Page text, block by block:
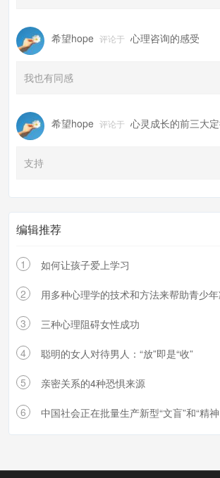
希望hope 评论于 心理咨询的感受
我也有同感
希望hope 评论于 心灵成长的前三大
支持
编辑推荐
1 如何让孩子爱上学习
2 用多种心理学的技术和方法来帮助青少
3 三种心理阻碍女性成功
4 聪明的女人对待男人：“放”即是“收”
5 亲密关系的4种恐惧来源
6 中国社会正在批量生产新型“文盲”和“精